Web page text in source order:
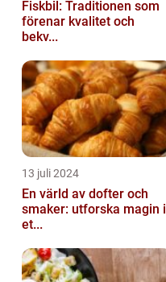
Fiskbil: Traditionen som
förenar kvalitet och
bekv...
13 juli 2024
En värld av dofter och
smaker: utforska magin i
et...